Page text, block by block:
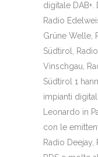
digitale DAB+.
Radio
Grüne Welle,
Südtirol,
Vinschgau,
Südtirol 1
impianti
Leonardo in
con le
Radio Deejay,